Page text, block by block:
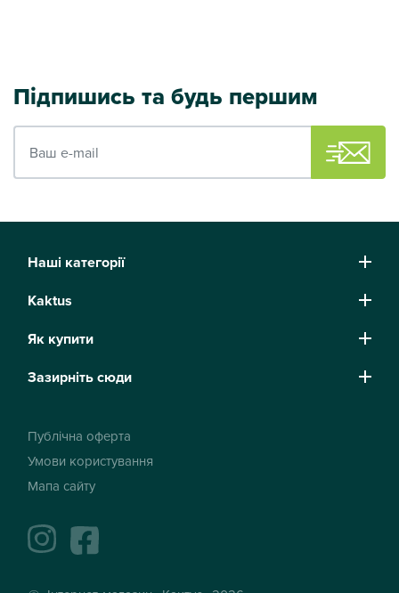
Підпишись та будь першим
Наші категорії
Kaktus
Як купити
Зазирніть сюди
Публічна оферта
Умови користування
Мапа сайту
instagramfacebook